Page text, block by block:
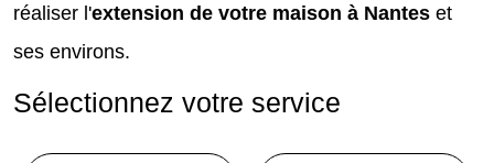
réaliser l'extension de votre maison à Nantes et
ses environs.
Sélectionnez votre service